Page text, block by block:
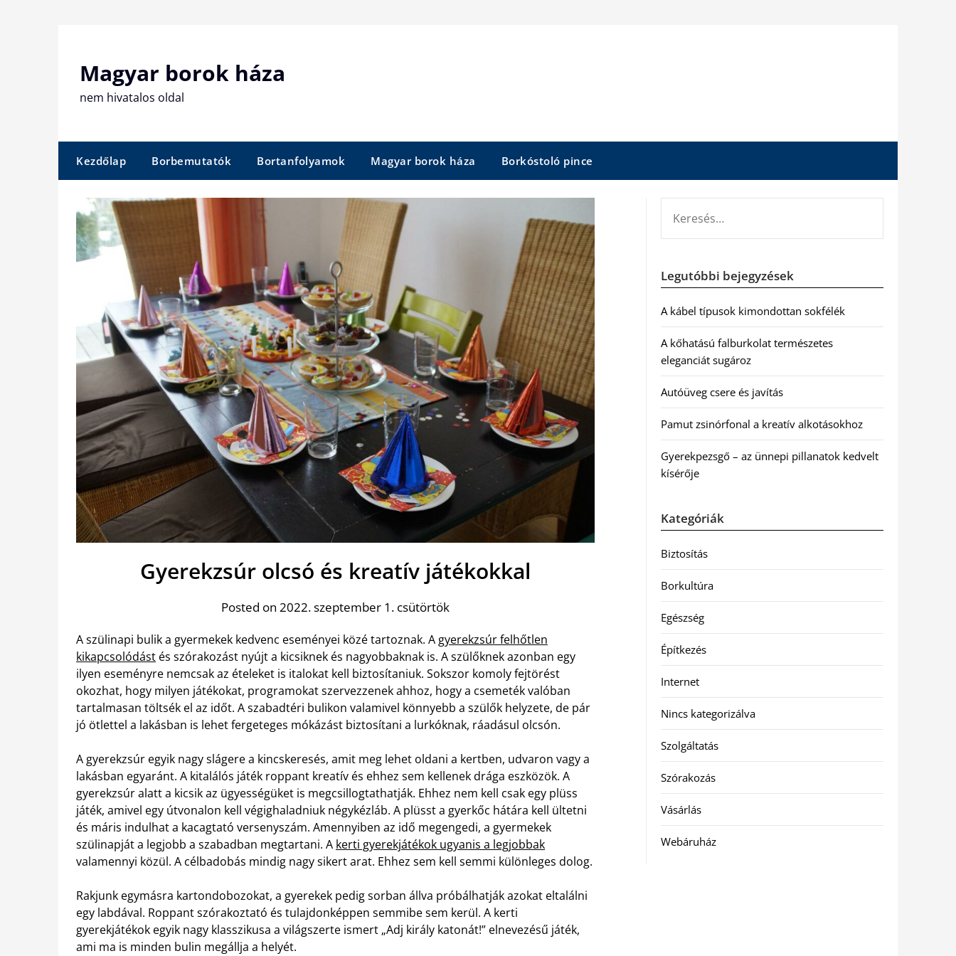
Magyar borok háza
nem hivatalos oldal
Kezdőlap Borbemutatók Bortanfolyamok Magyar borok háza Borkóstoló pince
Gyerekzsúr olcsó és kreatív játékokkal
Posted on 2022. szeptember 1. csütörtök
A szülinapi bulik a gyermekek kedvenc eseményei közé tartoznak. A gyerekzsúr felhőtlen
kikapcsolódást és szórakozást nyújt a kicsiknek és nagyobbaknak is. A szülőknek azonban egy
ilyen eseményre nemcsak az ételeket is italokat kell biztosítaniuk. Sokszor komoly fejtörést
okozhat, hogy milyen játékokat, programokat szervezzenek ahhoz, hogy a csemeték valóban
tartalmasan töltsék el az időt. A szabadtéri bulikon valamivel könnyebb a szülők helyzete, de pár
jó ötlettel a lakásban is lehet fergeteges mókázást biztosítani a lurkóknak, ráadásul olcsón.
A gyerekzsúr egyik nagy slágere a kincskeresés, amit meg lehet oldani a kertben, udvaron vagy a
lakásban egyaránt. A kitalálós játék roppant kreatív és ehhez sem kellenek drága eszközök. A
gyerekzsúr alatt a kicsik az ügyességüket is megcsillogtathatják. Ehhez nem kell csak egy plüss
játék, amivel egy útvonalon kell végighaladniuk négykézláb. A plüsst a gyerkőc hátára kell ültetni
és máris indulhat a kacagtató versenyszám. Amennyiben az idő megengedi, a gyermekek
szülinapját a legjobb a szabadban megtartani. A kerti gyerekjátékok ugyanis a legjobbak
valamennyi közül. A célbadobás mindig nagy sikert arat. Ehhez sem kell semmi különleges dolog.
Rakjunk egymásra kartondobozokat, a gyerekek pedig sorban állva próbálhatják azokat eltalálni
egy labdával. Roppant szórakoztató és tulajdonképpen semmibe sem kerül. A kerti
gyerekjátékok egyik nagy klasszikusa a világszerte ismert „Adj király katonát!” elnevezésű játék,
ami ma is minden bulin megállja a helyét.
Legutóbbi bejegyzések
A kábel típusok kimondottan sokfélék
A kőhatású falburkolat természetes
eleganciát sugároz
Autóüveg csere és javítás
Pamut zsinórfonal a kreatív alkotásokhoz
Gyerekpezsgő – az ünnepi pillanatok kedvelt
kísérője
Kategóriák
Biztosítás
Borkultúra
Egészség
Építkezés
Internet
Nincs kategorizálva
Szolgáltatás
Szórakozás
Vásárlás
Webáruház